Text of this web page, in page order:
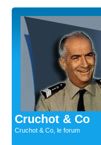
Cruchot & Co
Cruchot & Co, le forum